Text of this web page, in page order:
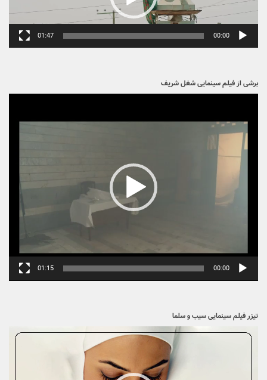
00:00
01:47
برشی از فیلم سینمایی شغل شریف
00:00
01:15
تیزر فیلم سینمایی سیب و سلما
نمایشگر